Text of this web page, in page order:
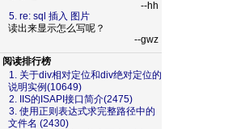
--hh
5. re: sql 插入 图片
读出来显示怎么写呢？
--gwz
阅读排行榜
1. 关于div相对定位和div绝对定位的
说明实例(10649)
2. IIS的ISAPI接口简介(2475)
3. 使用正则表达式求完整路径中的
文件名 (2430)